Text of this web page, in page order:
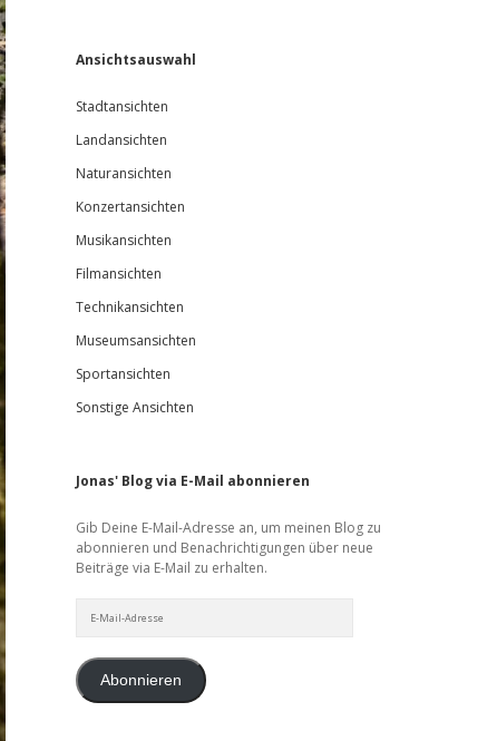
Ansichtsauswahl
Stadtansichten
Landansichten
Naturansichten
Konzertansichten
Musikansichten
Filmansichten
Technikansichten
Museumsansichten
Sportansichten
Sonstige Ansichten
Jonas' Blog via E-Mail abonnieren
Gib Deine E-Mail-Adresse an, um meinen Blog zu
abonnieren und Benachrichtigungen über neue
Beiträge via E-Mail zu erhalten.
Mail-
Abonnieren